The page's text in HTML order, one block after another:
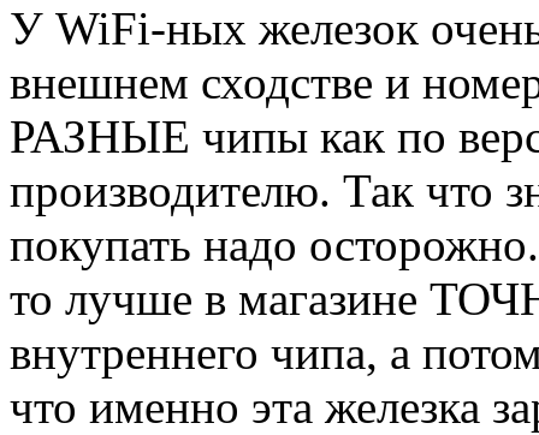
У WiFi-ных железок
внешнем сходстве и
РАЗНЫЕ чипы как по
производителю. Так что
покупать надо
то лучше в магазине
внутреннего чипа, а
что именно эта железка